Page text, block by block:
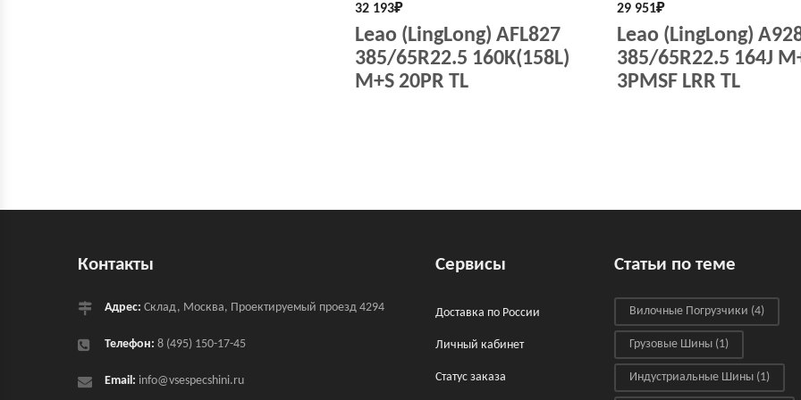
32 193₽
Leao (LingLong) AFL827
385/65R22.5 160K(158L)
M+S 20PR TL
29 951₽
Leao (LingLong)
385/65R22.5 164J
3PMSF LRR TL
Контакты
Адрес: Склад, Москва, Проектируемый проезд 4294
Телефон: 8 (495) 150-17-45
Email: info@vsespecshini.ru
Сервисы
Доставка по России
Личный кабинет
Статус заказа
Статьи по теме
Вилочные Погрузчики (4)
Грузовые Шины (1)
Индустриальные Шины (1)